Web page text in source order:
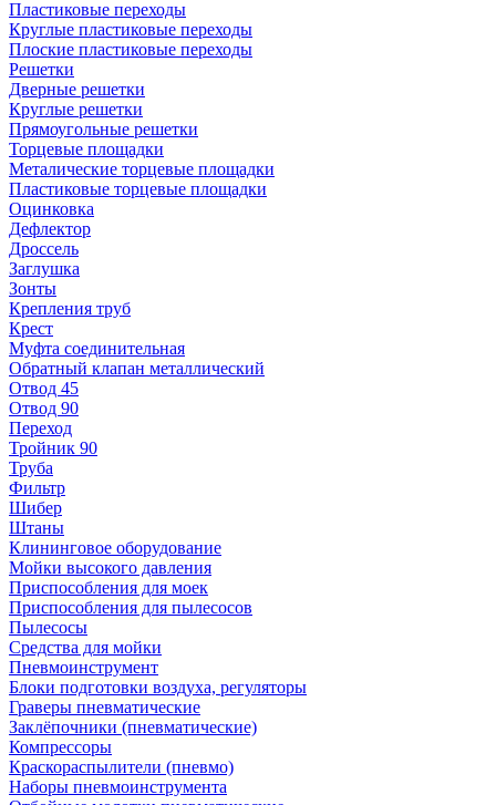
Пластиковые переходы
Круглые пластиковые переходы
Плоские пластиковые переходы
Решетки
Дверные решетки
Круглые решетки
Прямоугольные решетки
Торцевые площадки
Металические торцевые площадки
Пластиковые торцевые площадки
Оцинковка
Дефлектор
Дроссель
Заглушка
Зонты
Крепления труб
Крест
Муфта соединительная
Обратный клапан металлический
Отвод 45
Отвод 90
Переход
Тройник 90
Труба
Фильтр
Шибер
Штаны
Клининговое оборудование
Мойки высокого давления
Приспособления для моек
Приспособления для пылесосов
Пылесосы
Средства для мойки
Пневмоинструмент
Блоки подготовки воздуха, регуляторы
Граверы пневматические
Заклёпочники (пневматические)
Компрессоры
Краскораспылители (пневмо)
Наборы пневмоинструмента